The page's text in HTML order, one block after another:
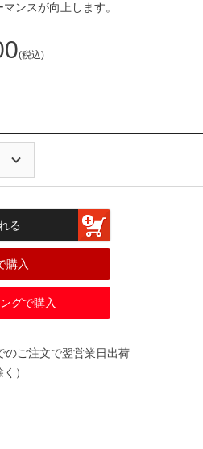
ンスが向上します。
税込
る
購入
グで購入
のご注文で翌営業日出荷
）